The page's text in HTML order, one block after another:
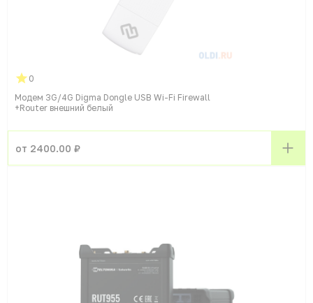
0
Модем 3G/4G Digma Dongle USB Wi-Fi Firewall
+Router внешний белый
от 2400.00 ₽